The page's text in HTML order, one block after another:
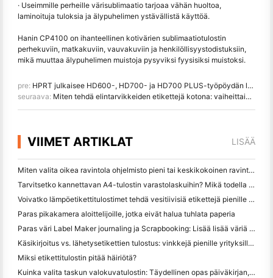
· Useimmille perheille värisublimaatio tarjoaa vähän huoltoa,
laminoituja tuloksia ja älypuhelimen ystävällistä käyttöä.
Hanin CP4100 on ihanteellinen kotivärien sublimaatiotulostin
perhekuviin, matkakuviin, vauvakuviin ja henkilöllisyystodistuksiin,
mikä muuttaa älypuhelimen muistoja pysyviksi fyysisiksi muistoksi.
pre: HPRT julkaisee HD600-, HD700- ja HD700 PLUS-työpöydän lämpöviivakooditulostimet älykkäämpien liiketoiminnan merkintöjen varten
seuraava: Miten tehdä elintarvikkeiden etikettejä kotona: vaiheittainen opas pienille elintarvikeyrityksille
VIIMET ARTIKLAT LISÄÄ
Miten valita oikea ravintola ohjelmisto pieni tai keskikokoinen ravintola
Tarvitsetko kannettavan A4-tulostin varastolaskuihin? Mikä todella toimii
Voivatko lämpöetikettitulostimet tehdä vesitiivisiä etikettejä pienille yritystuotteille?
Paras pikakamera aloittelijoille, jotka eivät halua tuhlata paperia
Paras väri Label Maker journaling ja Scrapbooking: Lisää lisää väriä jokaiselle sivulle
Käsikirjoitus vs. lähetysetikettien tulostus: vinkkejä pienille yrityksille vuonna 2026
Miksi etikettitulostin pitää häiriötä?
Kuinka valita taskun valokuvatulostin: Täydellinen opas päiväkirjan, matkan ja iPhone-käyttäjille